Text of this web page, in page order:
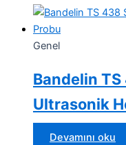
Genel
Bandelin
Ultrasonik
Devamını oku